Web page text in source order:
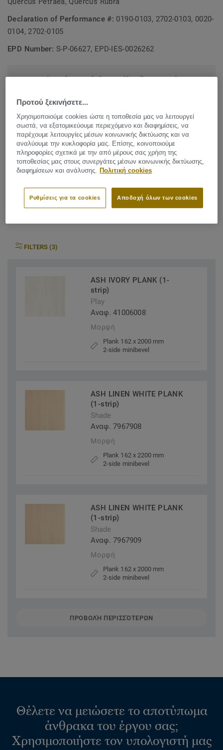
Declaration of Performance #: 0190-0103, 2702-0103, 0020-
0104, 2702-0105
EPD Number: S-P-06627, EPD-IES-0026262
Αποτύπωμα άνθρακα (Cradle to gate)
ΤΟ ΑΠΟΤΥΠΩΜΑ ΑΝΘΡΑΚΑ ΤΟΥ ΕΡΓΟΥ ΜΟΥ
Βρείτε το Shade που ταιριάζει
με τις ανάγκες σας
FILTERS (3)
ASH IVORY PLANK (1-
strip)
Play
Αναφ. 41006008
Μορφή
Plank 162 x 2000 mm
2-side minibevel
ASH LINEN WHITE PLANK
(1-strip)
Shade
Αναφ. 7967908
Μορφή
Plank 162 x 2200 mm
2-side minibevel
ASH LINEN WHITE PLANK
(1-strip)
Shade
Αναφ. 7967909
Μορφή
Plank 162 x 2000 mm
2-side minibevel
ΠΡΟΒΟΛΉ ΠΕΡΙΣΣΌΤΕΡΩΝ
Θέλετε να μειώσετε το αποτύπωμα
άνθρακα του έργου σας;
Χρησιμοποιήστε τον υπολογιστή μας
Προτού ξεκινήσετε...
Χρησιμοποιούμε cookies ώστε η τοποθεσία μας να λειτουργεί
σωστά, να εξατομικεύουμε περιεχόμενο και διαφημίσεις, να
παρέχουμε λειτουργίες μέσων κοινωνικής δικτύωσης και να
αναλύουμε την κυκλοφορία μας. Επίσης, κοινοποιούμε
πληροφορίες σχετικά με την από μέρους σας χρήση της
τοποθεσίας μας στους συνεργάτες μέσων κοινωνικής δικτύωσης,
διαφημίσεων και ανάλυσης.
Πολιτική cookies
Αποδοχή όλων των cookies
Ρυθμίσεις για τα cookies